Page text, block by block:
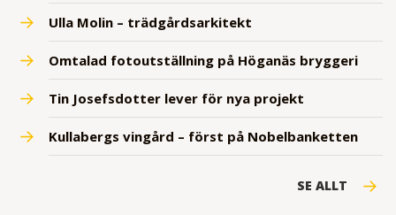
Ulla Molin – trädgårdsarkitekt
Omtalad fotoutställning på Höganäs bryggeri
Tin Josefsdotter lever för nya projekt
Kullabergs vingård – först på Nobelbanketten
SE ALLT